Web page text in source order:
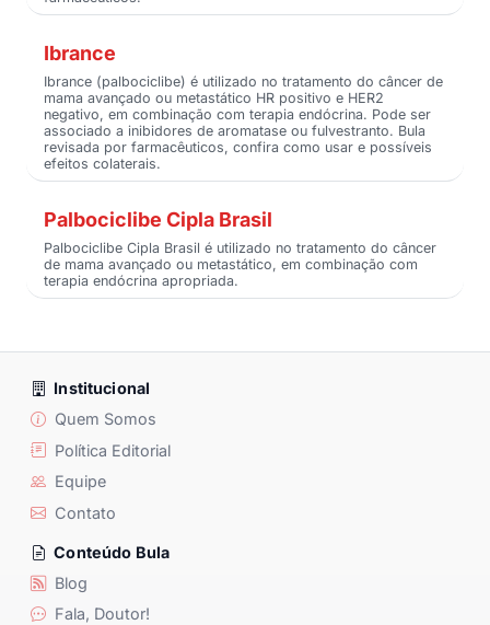
Ibrance
Ibrance (palbociclibe) é utilizado no tratamento do câncer de
mama avançado ou metastático HR positivo e HER2
negativo, em combinação com terapia endócrina. Pode ser
associado a inibidores de aromatase ou fulvestranto. Bula
revisada por farmacêuticos, confira como usar e possíveis
efeitos colaterais.
Palbociclibe Cipla Brasil
Palbociclibe Cipla Brasil é utilizado no tratamento do câncer
de mama avançado ou metastático, em combinação com
terapia endócrina apropriada.
Institucional
Quem Somos
Política Editorial
Equipe
Contato
Conteúdo Bula
Blog
Fala, Doutor!